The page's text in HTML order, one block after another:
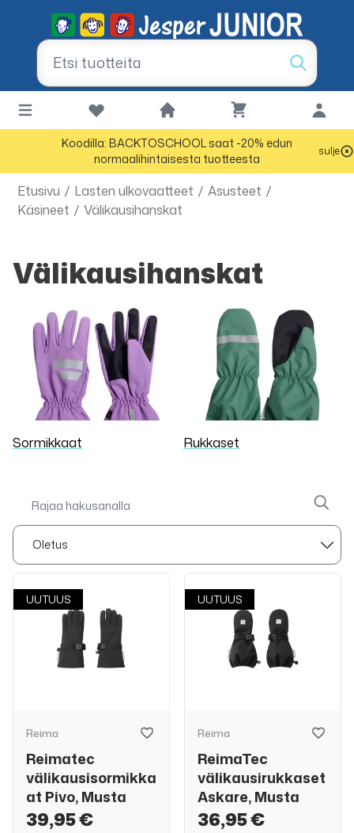
Koodilla: BACKTOSCHOOL saat -20% edun
normaalihintaisesta tuotteesta
sulje
Etusivu / Lasten ulkovaatteet / Asusteet /
Käsineet / Välikausihanskat
Välikausihanskat
Sormikkaat Rukkaset
UUTUUS
Reima
Reimatec
välikausisormikka
at Pivo, Musta
39,95 €
UUTUUS
Reima
ReimaTec
välikausirukkaset
Askare, Musta
36,95 €